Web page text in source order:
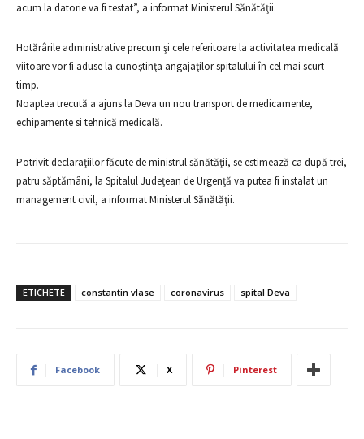
acum la datorie va fi testat”, a informat Ministerul Sănătăţii.
Hotărârile administrative precum şi cele referitoare la activitatea medicală
viitoare vor fi aduse la cunoştinţa angajaţilor spitalului în cel mai scurt
timp.
Noaptea trecută a ajuns la Deva un nou transport de medicamente,
echipamente si tehnică medicală.
Potrivit declaraţiilor făcute de ministrul sănătăţii, se estimează ca după trei,
patru săptămâni, la Spitalul Judeţean de Urgenţă va putea fi instalat un
management civil, a informat Ministerul Sănătăţii.
ETICHETE constantin vlase coronavirus spital Deva
Facebook X Pinterest